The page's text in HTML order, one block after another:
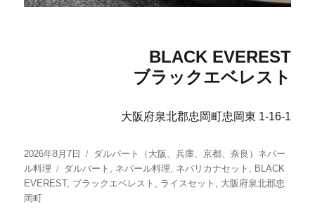
BLACK EVEREST
ブラックエベレスト
大阪府泉北郡忠岡町忠岡東 1-16-1
投
稿
日:
2026年8月7日
カ
テ
ゴ
ダルバート（大阪、兵庫、京都、奈良）ネパー
ル料理
タ
グ
ダルバート , ネパール料理, ネパリカナセット , BLACK
EVEREST, ブラックエベレスト , ライスセット , 大阪府泉北郡忠
岡町